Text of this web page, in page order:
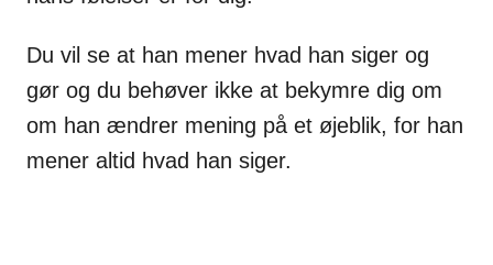
Du vil se at han mener hvad han siger og
gør og du behøver ikke at bekymre dig om
om han ændrer mening på et øjeblik, for han
mener altid hvad han siger.